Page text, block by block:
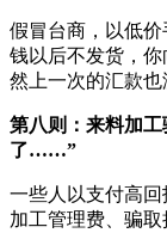
假冒台商，以低
钱以后不发货，
然上一次的汇款也
第八则：来料加
了……”
一些人以支付高
加工管理费、骗